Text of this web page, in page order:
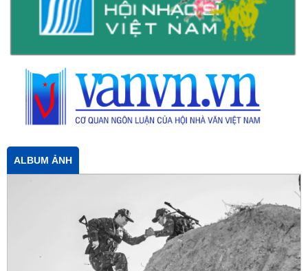
ALBUM ẢNH